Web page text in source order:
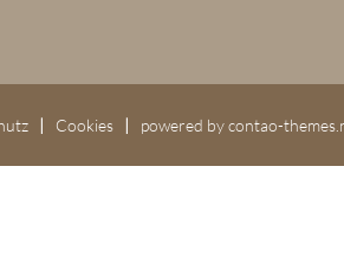
Cookies powered bycontao-